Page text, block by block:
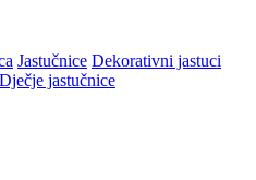
Jastučnice Dekorativni jastuci
Dječje jastučnice